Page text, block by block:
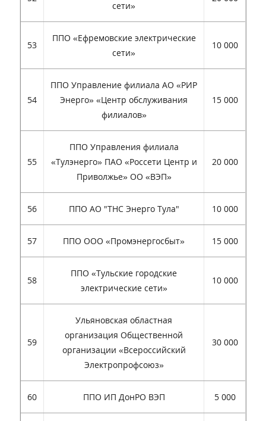
сети»
53
ППО «Ефремовские электрические
сети»
10 000
54
ППО Управление филиала АО «РИР
Энерго» «Центр обслуживания
филиалов»
15 000
55
ППО Управления филиала
«Тулэнерго» ПАО «Россети Центр и
Приволжье» ОО «ВЭП»
20 000
56 ППО АО "ТНС Энерго Тула" 10 000
57 ППО ООО «Промэнергосбыт» 15 000
58
ППО «Тульские городские
электрические сети»
10 000
59
Ульяновская областная
организация Общественной
организации «Всероссийский
Электропрофсоюз»
30 000
60 ППО ИП ДонРО ВЭП 5 000